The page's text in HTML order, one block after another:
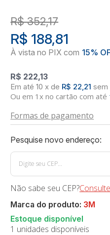
R$ 352,17
R$ 222,13
R$ 188,81
10 x de R$ 22,21 sem
Ou em 1x no cartão com até
Formas de pagamento
Não sabe seu CEP?
1 unidades disponíveis
Marca do produto: 3M